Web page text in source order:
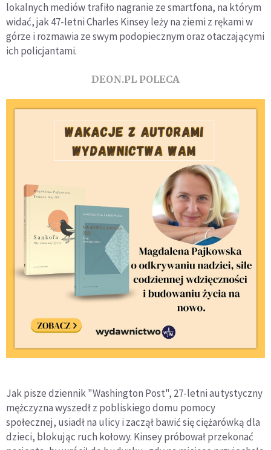
lokalnych mediów trafiło nagranie ze smartfona, na którym
widać, jak 47-letni Charles Kinsey leży na ziemi z rękami w
górze i rozmawia ze swym podopiecznym oraz otaczającymi
ich policjantami.
DEON.PL POLECA
Jak pisze dziennik "Washington Post", 27-letni autystyczny
mężczyzna wyszedł z pobliskiego domu pomocy
społecznej, usiadł na ulicy i zaczął bawić się ciężarówką dla
dzieci, blokując ruch kołowy. Kinsey próbował przekonać